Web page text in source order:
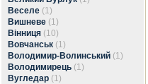
Веселе (1)
Вишневе (1)
Вінниця (10)
Вовчанськ (1)
Володимир-Волинський (1)
Володимирець (1)
Вугледар (1)